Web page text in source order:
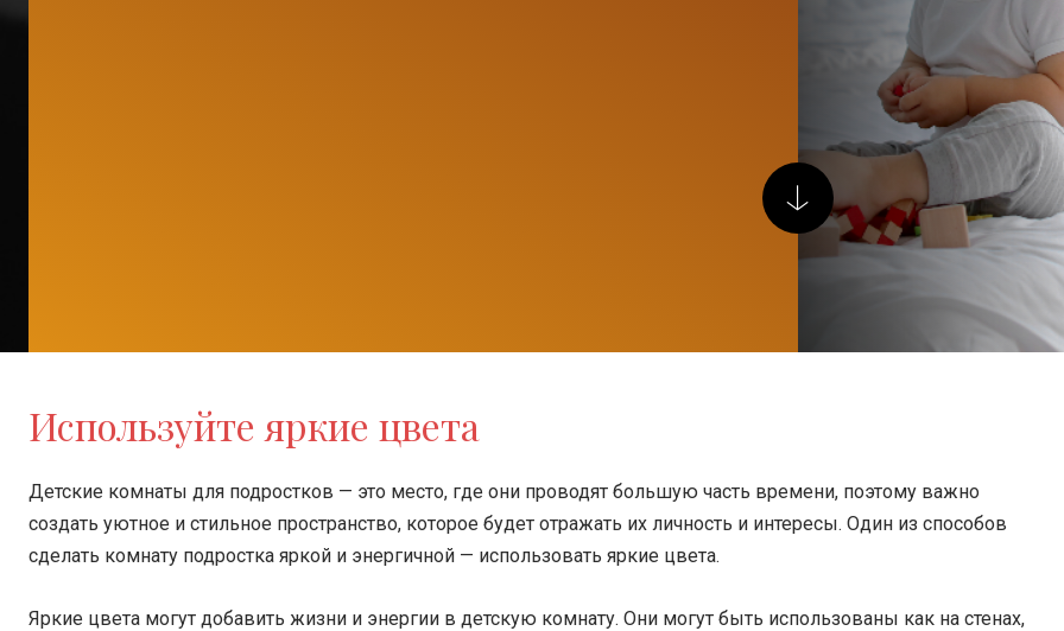
Используйте яркие цвета
Детские комнаты для подростков — это место, где они проводят большую часть времени, поэтому важно
создать уютное и стильное пространство, которое будет отражать их личность и интересы. Один из способов
сделать комнату подростка яркой и энергичной — использовать яркие цвета.
Яркие цвета могут добавить жизни и энергии в детскую комнату. Они могут быть использованы как на стенах,